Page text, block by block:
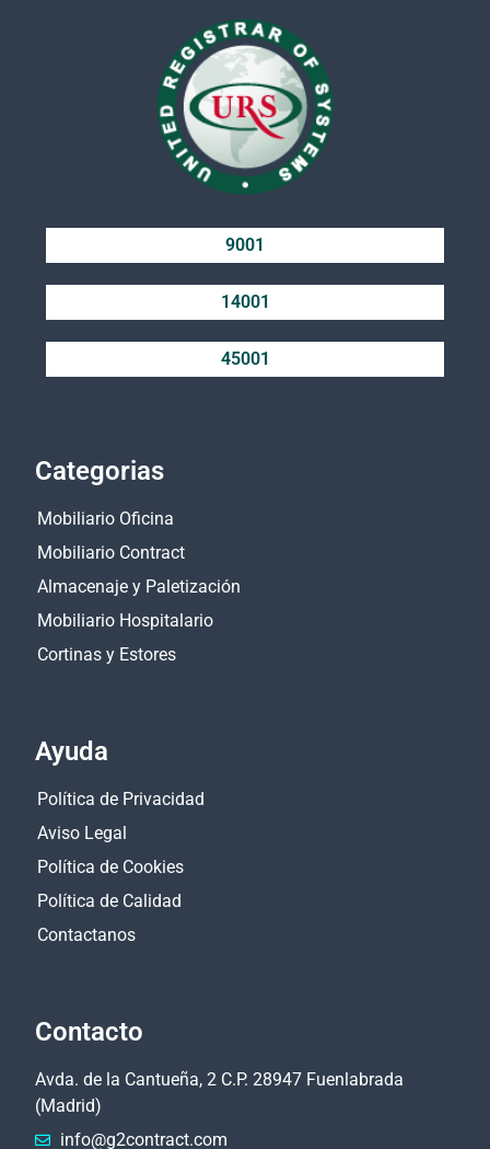
9001
14001
45001
Categorias
Mobiliario Oficina
Mobiliario Contract
Almacenaje y Paletización
Mobiliario Hospitalario
Cortinas y Estores
Ayuda
Política de Privacidad
Aviso Legal
Política de Cookies
Política de Calidad
Contactanos
Contacto
Avda. de la Cantueña, 2 C.P. 28947 Fuenlabrada
(Madrid)
info@g2contract.com